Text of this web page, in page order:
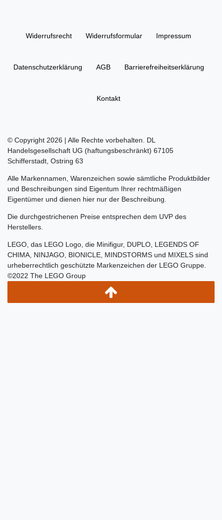
Widerrufs­recht Widerrufs­formular Impressum
Daten­schutz­erklärung AGB Barrierefreiheitserklärung
Kontakt
© Copyright 2026 | Alle Rechte vorbehalten. DL
Handelsgesellschaft UG (haftungsbeschränkt) 67105
Schifferstadt, Ostring 63
Alle Markennamen, Warenzeichen sowie sämtliche Produktbilder
und Beschreibungen sind Eigentum Ihrer rechtmäßigen
Eigentümer und dienen hier nur der Beschreibung.
Die durchgestrichenen Preise entsprechen dem UVP des
Herstellers.
LEGO, das LEGO Logo, die Minifigur, DUPLO, LEGENDS OF
CHIMA, NINJAGO, BIONICLE, MINDSTORMS und MIXELS sind
urheberrechtlich geschützte Markenzeichen der LEGO Gruppe.
©2022 The LEGO Group